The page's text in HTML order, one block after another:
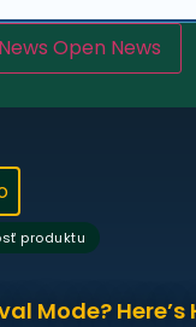
Open News
produktu
Mode?